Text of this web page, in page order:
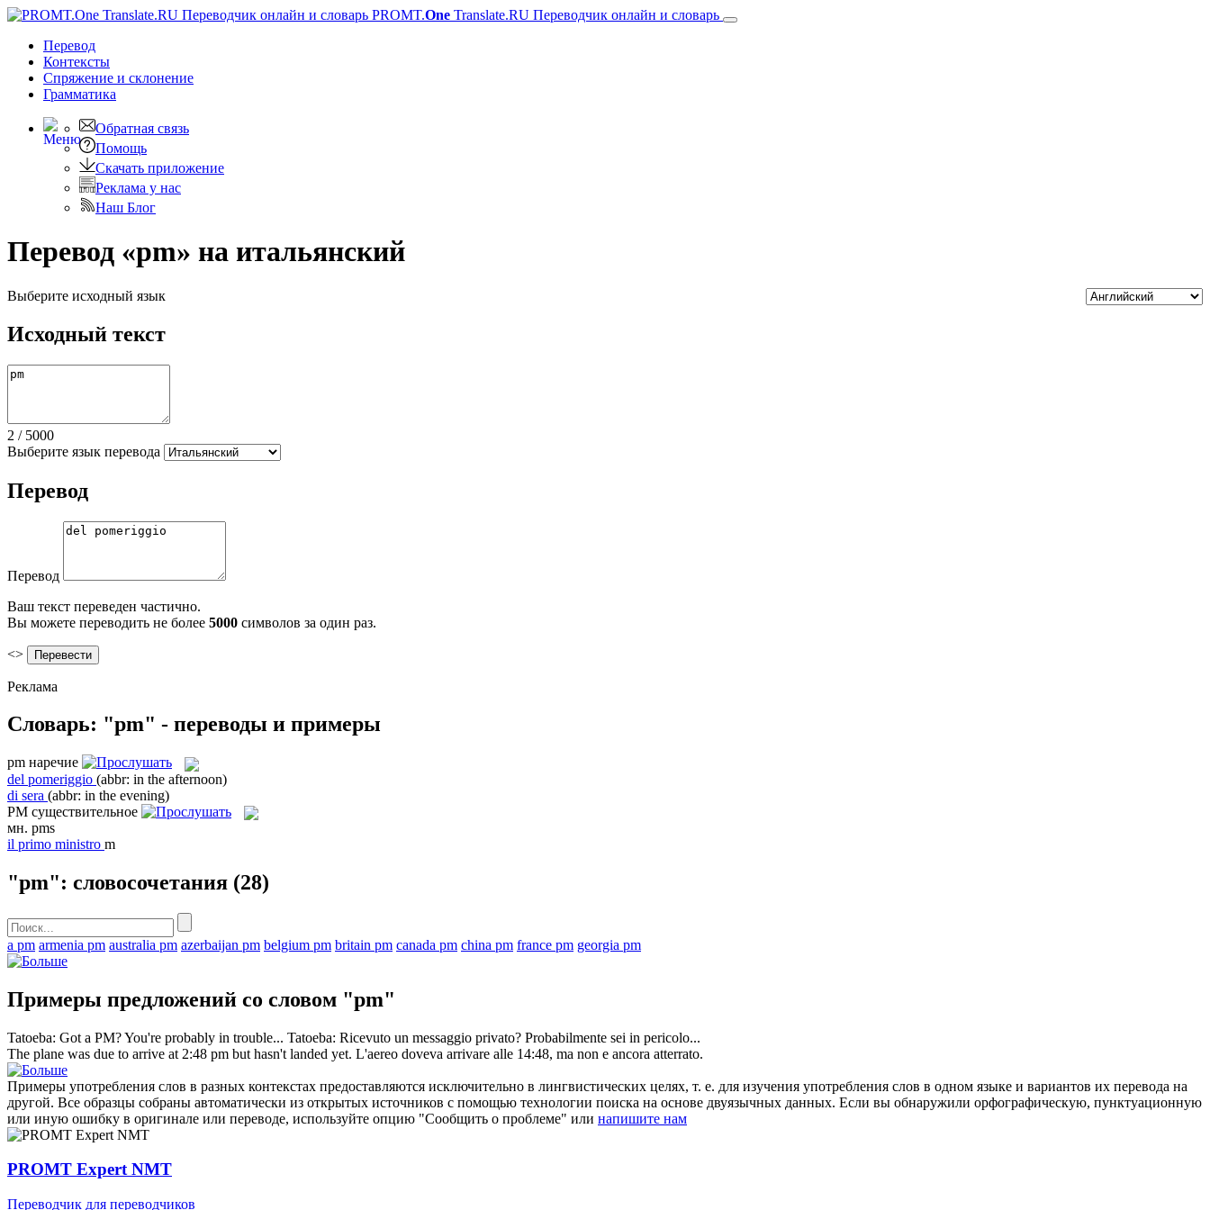
PROMT.One Translate.RU Переводчик онлайн и словарь
Перевод
Контексты
Спряжение и склонение
Грамматика
Обратная связь
Помощь
Скачать приложение
Реклама у нас
Наш Блог
Перевод «pm» на итальянский
Выберите исходный язык
Исходный текст
2 / 5000
Выберите язык перевода
Перевод
Перевод
Ваш текст переведен частично.
Вы можете переводить не более 5000 символов за один раз.
<>
Реклама
Словарь: "pm" - переводы и примеры
pm наречие
del pomeriggio (abbr: in the afternoon)
di sera (abbr: in the evening)
PM существительное
мн. pms
il primo ministro m
"pm": словосочетания (28)
a pm armenia pm australia pm azerbaijan pm belgium pm britain pm canada pm china pm france pm georgia pm
Примеры предложений со словом "pm"
Tatoeba: Got a PM? You're probably in trouble... Tatoeba: Ricevuto un messaggio privato? Probabilmente sei in pericolo...
The plane was due to arrive at 2:48 pm but hasn't landed yet. L'aereo doveva arrivare alle 14:48, ma non e ancora atterrato.
Примеры употребления слов в разных контекстах предоставляются исключительно в лингвистических целях, т. е. для изучения употребления слов в одном языке и вариантов их перевода на
другой. Все образцы собраны автоматически из открытых источников с помощью технологии поиска на основе двуязычных данных. Если вы обнаружили орфографическую, пунктуационную
или иную ошибку в оригинале или переводе, используйте опцию "Сообщить о проблеме" или напишите нам
PROMT Expert NMT
Переводчик для переводчиков